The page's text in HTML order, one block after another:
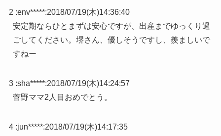
2 :env*****:2018/07/19(木)14:36:40
安定期ならひとまずは安心ですが、出産までゆっくり過
ごしてください。堺さん、優しそうですし、羨ましいで
すねー
3 :sha*****:2018/07/19(木)14:24:57
菅野ママ2人目おめでとう。
4 :jun*****:2018/07/19(木)14:17:35